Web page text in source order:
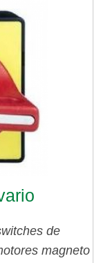
de
magneto